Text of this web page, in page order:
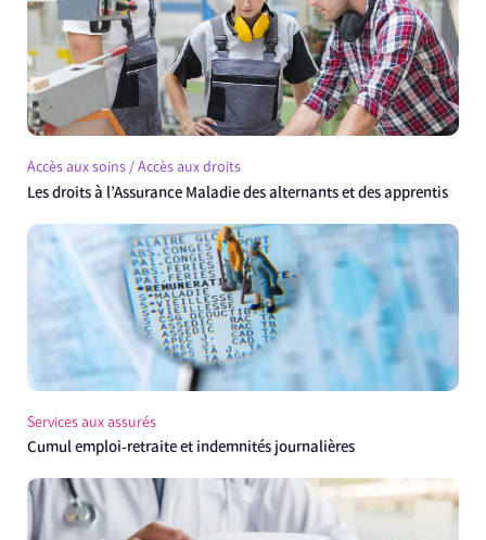
Accès aux soins / Accès aux droits
Les droits à l’Assurance Maladie des alternants et des apprentis
Services aux assurés
Cumul emploi-retraite et indemnités journalières